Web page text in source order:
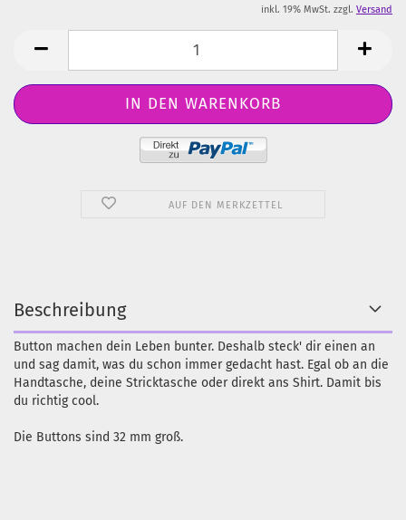
inkl. 19% MwSt. zzgl. Versand
AUF DEN MERKZETTEL
Beschreibung
Button machen dein Leben bunter. Deshalb steck' dir einen an
und sag damit, was du schon immer gedacht hast. Egal ob an die
Handtasche, deine Stricktasche oder direkt ans Shirt. Damit bis
du richtig cool.
Die Buttons sind 32 mm groß.